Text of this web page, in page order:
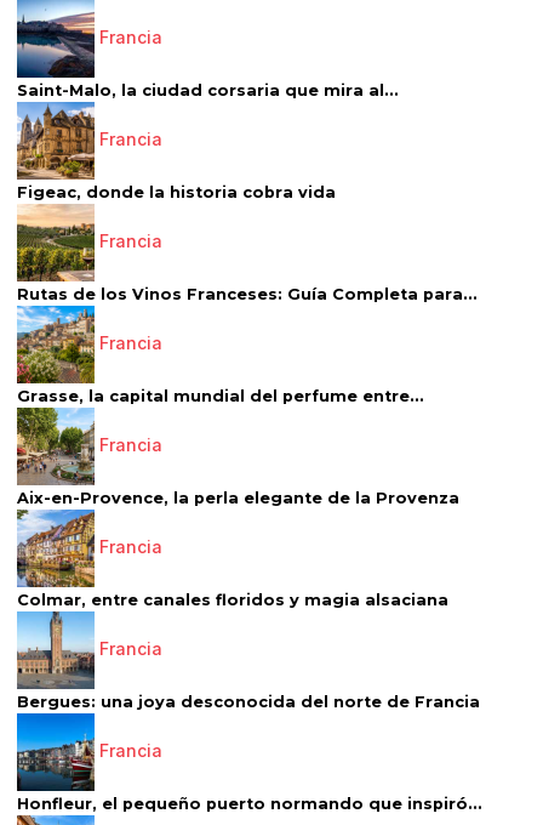
Francia
Saint-Malo, la ciudad corsaria que mira al...
Francia
Figeac, donde la historia cobra vida
Francia
Rutas de los Vinos Franceses: Guía Completa para...
Francia
Grasse, la capital mundial del perfume entre...
Francia
Aix-en-Provence, la perla elegante de la Provenza
Francia
Colmar, entre canales floridos y magia alsaciana
Francia
Bergues: una joya desconocida del norte de Francia
Francia
Honfleur, el pequeño puerto normando que inspiró...